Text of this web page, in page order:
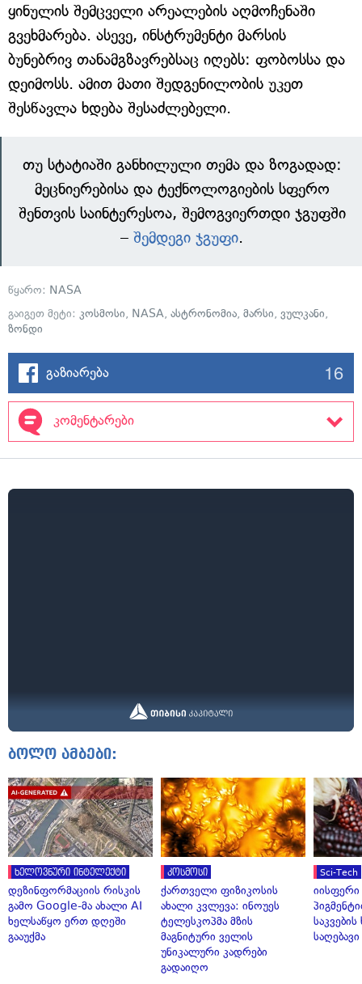
ყინულის შემცველი არეალების აღმოჩენაში
გვეხმარება. ასევე, ინსტრუმენტი მარსის
ბუნებრივ თანამგზავრებსაც იღებს: ფობოსსა და
დეიმოსს. ამით მათი შედგენილობის უკეთ
შესწავლა ხდება შესაძლებელი.
თუ სტატიაში განხილული თემა და ზოგადად:
მეცნიერებისა და ტექნოლოგიების სფერო
შენთვის საინტერესოა, შემოგვიერთდი ჯგუფში
– შემდეგი ჯგუფი.
წყარო: NASA
გაიგეთ მეტი: კოსმოსი, NASA, ასტრონომია, მარსი, ვულკანი,
ზონდი
გაზიარება 16
კომენტარები
ბოლო ამბები:
ხელოვნური ინტელექტი
დეზინფორმაციის რისკის
გამო Google-მა ახალი AI
ხელსაწყო ერთ დღეში
გააუქმა
კოსმოსი
ქართველი ფიზიკოსის
ახალი კვლევა: ინოუეს
ტელესკოპმა მზის
მაგნიტური ველის
უნიკალური კადრები
გადაიღო
Sci-Tech
იისფერი